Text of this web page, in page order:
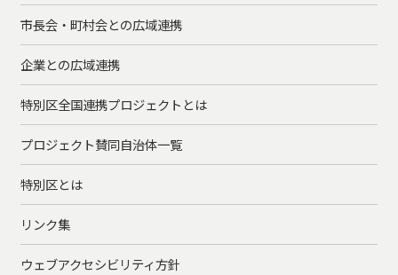
市長会・町村会との広域連携
企業との広域連携
特別区全国連携プロジェクトとは
プロジェクト賛同自治体一覧
特別区とは
リンク集
ウェブアクセシビリティ方針